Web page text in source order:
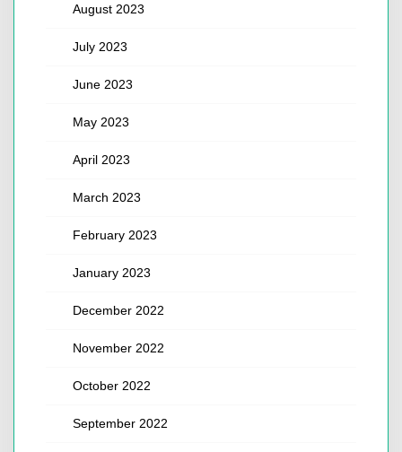
August 2023
July 2023
June 2023
May 2023
April 2023
March 2023
February 2023
January 2023
December 2022
November 2022
October 2022
September 2022